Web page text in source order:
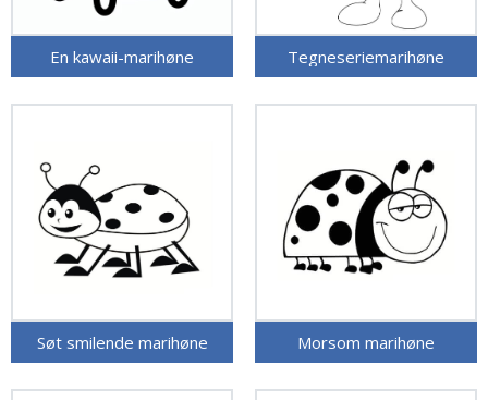
En kawaii-marihøne Tegneseriemarihøne
Søt smilende marihøne Morsom marihøne